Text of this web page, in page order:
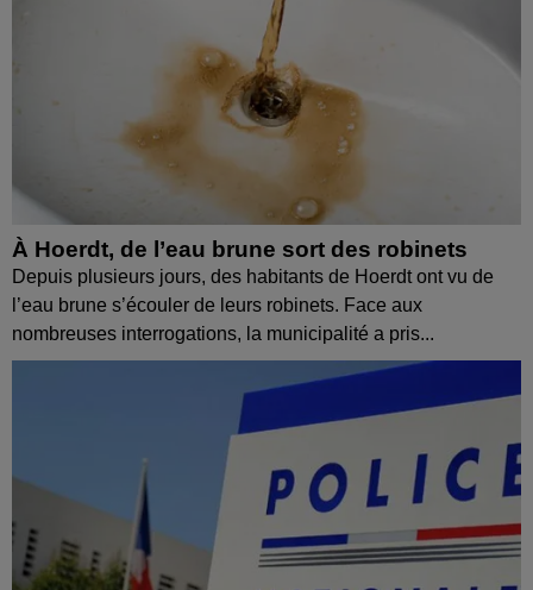
À Hoerdt, de l’eau brune sort des robinets
Depuis plusieurs jours, des habitants de Hoerdt ont vu de
l’eau brune s’écouler de leurs robinets. Face aux
nombreuses interrogations, la municipalité a pris...